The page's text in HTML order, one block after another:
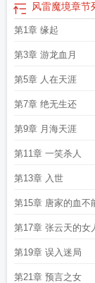
风雷魔境章节
第1章 缘起
第3章 游龙血月
第5章 人在天涯
第7章 绝无生还
第9章 月海天涯
第11章 一笑杀人
第13章 入世
第15章 唐家的血不
第17章 张云天的女
第19章 误入迷局
第21章 预言之女